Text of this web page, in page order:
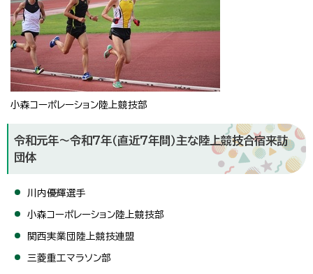
小森コーポレーション陸上競技部
令和元年～令和7年（直近7年間）主な陸上競技合宿来訪
団体
川内優輝選手
小森コーポレーション陸上競技部
関西実業団陸上競技連盟
三菱重工マラソン部